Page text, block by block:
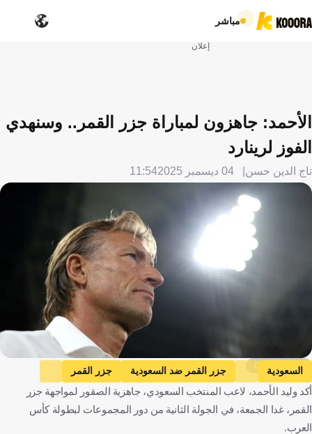
مباشر
إعلان
الأحمد: جاهزون لمباراة جزر القمر.. وسنهدي
الفوز لرينارد
تاج الدين حسن 04 ديسمبر 2025 11:54
Getty Images
السعودية جزر القمر ضد السعودية
جزر القمر
كأس العرب
هيرفي رينارد
المملكة العربية السعودية
جزر القمر
فرنسا كرة قدم
أكد وليد الأحمد، لاعب المنتخب السعودي، جاهزية الصقور لمواجهة جزر
القمر، غدا الجمعة، في الجولة الثانية من دور المجموعات لبطولة كأس
العرب.